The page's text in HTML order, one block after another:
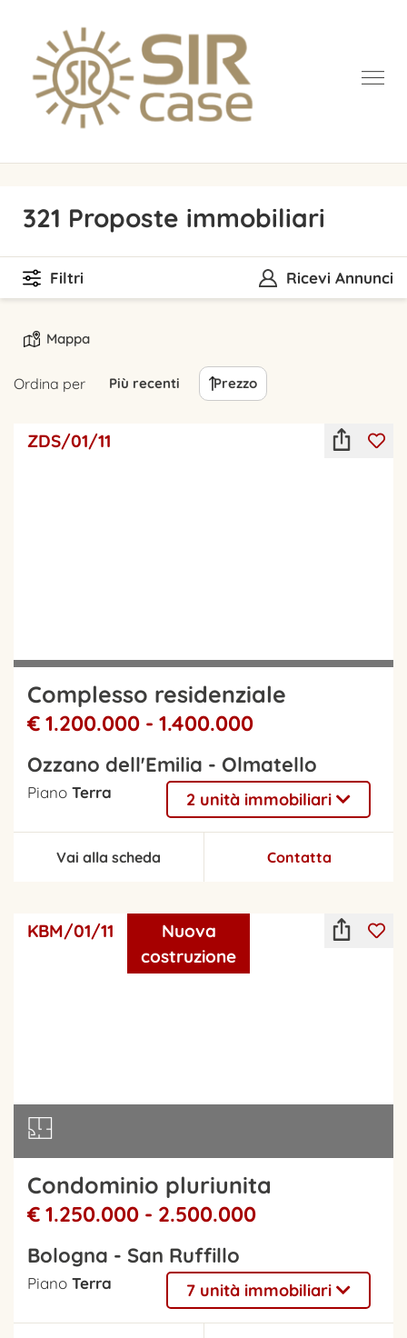
321 Proposte immobiliari
Filtri Ricevi Annunci
Mappa
Ordina per Più recenti Prezzo
ZDS/01/11
Complesso residenziale
€ 1.200.000 - 1.400.000
Ozzano dell'Emilia - Olmatello
Piano Terra 2 unità immobiliari
Vai alla scheda Contatta
KBM/01/11
Nuova
costruzione
Condominio pluriunita
€ 1.250.000 - 2.500.000
Bologna - San Ruffillo
Piano Terra 7 unità immobiliari